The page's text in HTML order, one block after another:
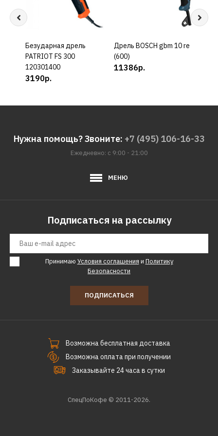
КУПИТЬ
Безударная дрель
PATRIOT FS 300
120301400
3190р.
КУПИТЬ
Дрель BOSCH gbm 10 re
(600)
11386р.
Нужна помощь? Звоните: +7 (495) 106-16-33
Ежедневно: с 9:00 - 21:00
МЕНЮ
Подписаться на рассылку
Принимаю Условия соглашения и Политику
Безопасности
ПОДПИСАТЬСЯ
Возможна бесплатная доставка
Возможна оплата при получении
Заказывайте 24 часа в сутки
СпецПоКофе © 2011-2026.